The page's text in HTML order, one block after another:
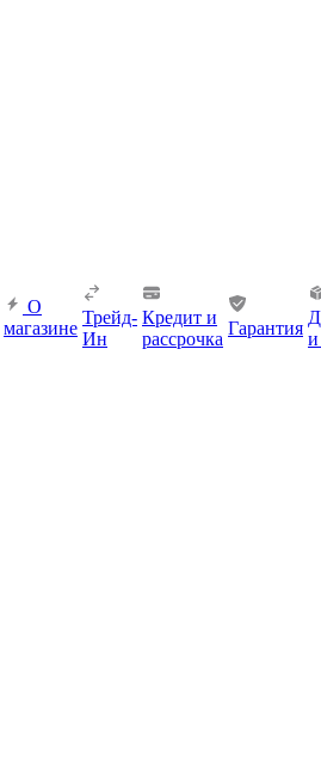
О
магазине
Трейд-
Ин
Кредит и
рассрочка
Гарантия
и